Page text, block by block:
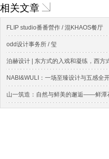
相关文章
FLIP studio番番營作 / 混KHAOS餐厅
odd设计事务所 / 玺
泊赫设计 | 东方式的入戏和凝练，西方
NABI&WULI：一场至臻设计与五感全
山一筑造：自然与鲜美的邂逅——鲜潭